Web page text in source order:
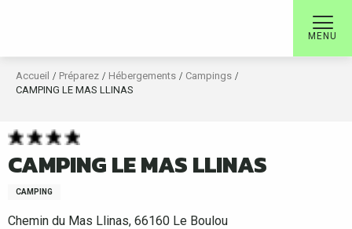
MENU
Accueil Préparez Hébergements
Campings
CAMPING LE MAS LLINAS
CAMPING LE MAS LLINAS
CAMPING
Chemin du Mas Llinas, 66160 Le Boulou